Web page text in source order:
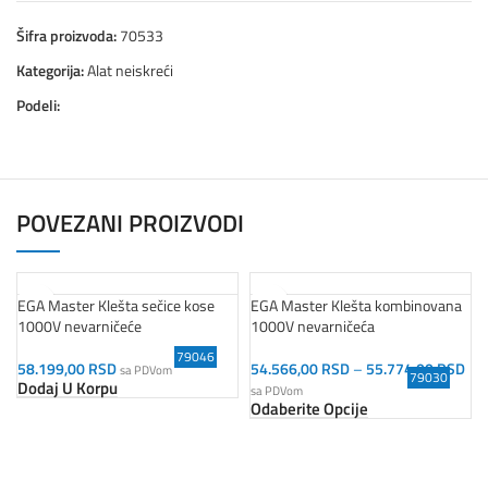
Šifra proizvoda:70533
Kategorija:Alat neiskreći
Podeli:
POVEZANI PROIZVODI
EGA Master Klešta sečice kose
1000V nevarničeće
58.199,00RSDsa PDVom
Dodaj U Korpu
79046
EGA Master Klešta kombinovana
1000V nevarničeća
54.566,00RSD–55.774,00RSD
sa PDVom
Odaberite Opcije
79030